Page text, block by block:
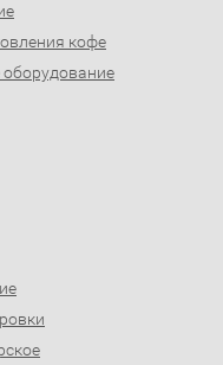
кофе
оборудование